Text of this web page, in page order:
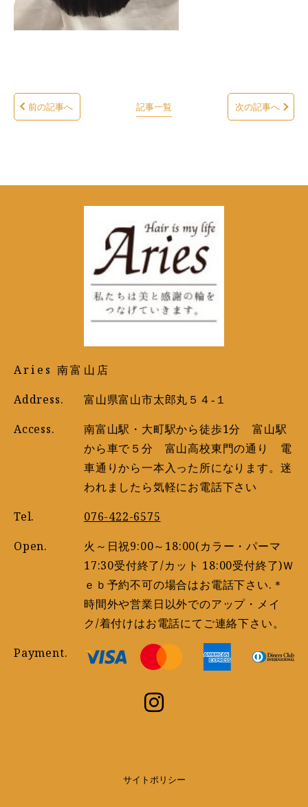
前の記事へ 記事一覧 次の記事へ
Aries 南富山店
Address.
富山県富山市太郎丸５４‐１
Access.
南富山駅・大町駅から徒歩1分 富山駅
から車で５分 富山高校東門の通り 電
車通りから一本入った所になります。迷
われましたら気軽にお電話下さい
Tel.
076-422-6575
Open.
火～日祝9:00～18:00(カラー・パーマ
17:30受付終了/カット 18:00受付終了)Ｗ
ｅｂ予約不可の場合はお電話下さい.＊
時間外や営業日以外でのアップ・メイ
ク/着付けはお電話にてご連絡下さい。
Payment.
サイトポリシー